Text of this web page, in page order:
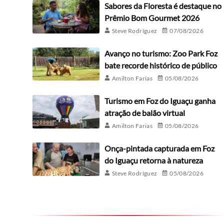
Sabores da Floresta é destaque no
Prêmio Bom Gourmet 2026
Steve Rodríguez 07/08/2026
Avanço no turismo: Zoo Park Foz
bate recorde histórico de público
Amilton Farias 05/08/2026
Turismo em Foz do Iguaçu ganha
atração de balão virtual
Amilton Farias 05/08/2026
Onça-pintada capturada em Foz
do Iguaçu retorna à natureza
Steve Rodríguez 05/08/2026